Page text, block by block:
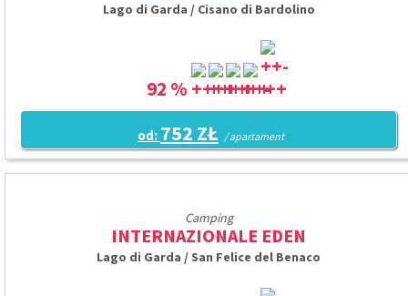
Lago di Garda / Cisano di Bardolino
92 %
od: 752 ZŁ / apartament
Camping
INTERNAZIONALE EDEN
Lago di Garda / San Felice del Benaco